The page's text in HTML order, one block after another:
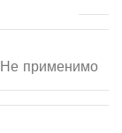
Не применимо